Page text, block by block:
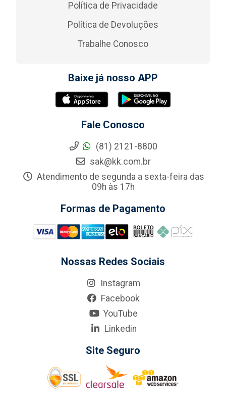
Política de Privacidade
Política de Devoluções
Trabalhe Conosco
Baixe já nosso APP
Fale Conosco
(81) 2121-8800
sak@kk.com.br
Atendimento de segunda a sexta-feira das
09h às 17h
Formas de Pagamento
Nossas Redes Sociais
Instagram
Facebook
YouTube
Linkedin
Site Seguro